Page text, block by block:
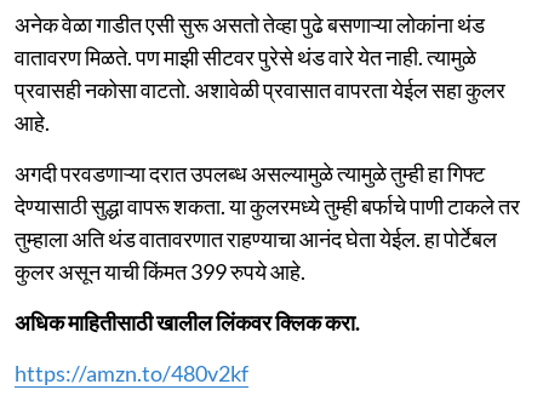
अनेक वेळा गाडीत एसी सुरू असतो तेव्हा पुढे बसणाऱ्या लोकांना थंड
वातावरण मिळते. पण माझी सीटवर पुरेसे थंड वारे येत नाही. त्यामुळे
प्रवासही नकोसा वाटतो. अशावेळी प्रवासात वापरता येईल सहा कुलर
आहे.
अगदी परवडणाऱ्या दरात उपलब्ध असल्यामुळे त्यामुळे तुम्ही हा गिफ्ट
देण्यासाठी सुद्धा वापरू शकता. या कुलरमध्ये तुम्ही बर्फाचे पाणी टाकले तर
तुम्हाला अति थंड वातावरणात राहण्याचा आनंद घेता येईल. हा पोर्टेबल
कुलर असून याची किंमत 399 रुपये आहे.
अधिक माहितीसाठी खालील लिंकवर क्लिक करा.
https://amzn.to/480v2kf